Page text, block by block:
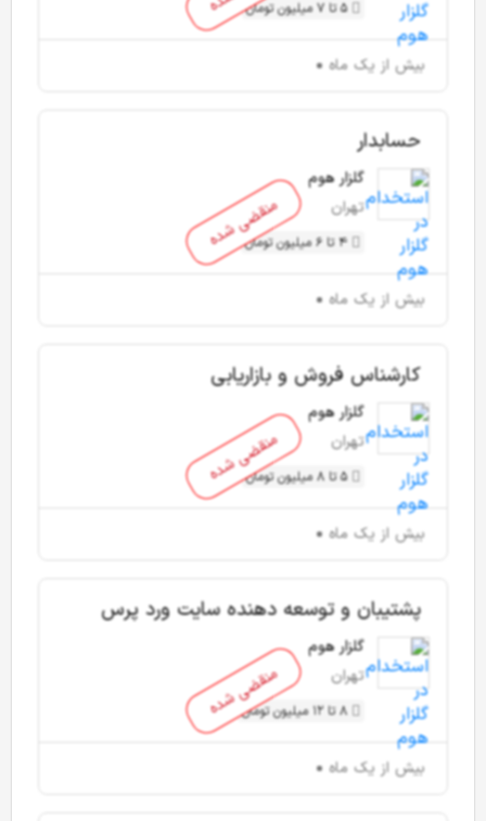
5 تا 7 میلیون تومان
بیش از یک ماه
منقضی شده
حسابدار
گلزار هوم
تهران
4 تا 6 میلیون تومان
بیش از یک ماه
منقضی شده
کارشناس فروش و بازاریابی
گلزار هوم
تهران
5 تا 8 میلیون تومان
بیش از یک ماه
منقضی شده
پشتیبان و توسعه دهنده سایت ورد پرس
گلزار هوم
تهران
8 تا 12 میلیون تومان
بیش از یک ماه